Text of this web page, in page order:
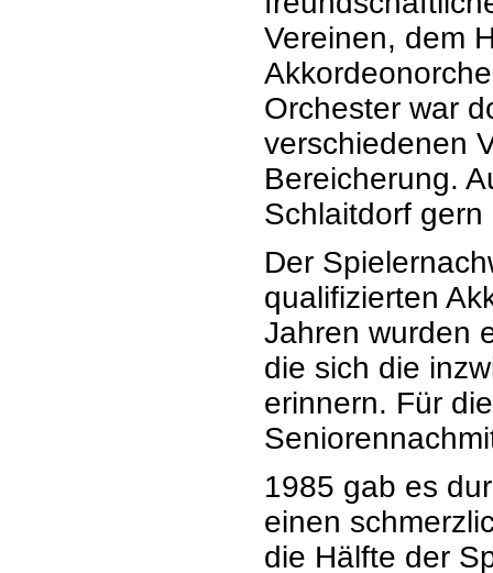
Vereinen, dem
Orchester war
verschiedenen
Bereicherung.
Schlaitdorf
Der
qualifizierten
Jahren wurden
die sich die
erinnern. Für
1985 gab es
einen
die Hälfte der